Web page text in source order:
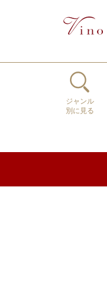
ジャンル
別に見る